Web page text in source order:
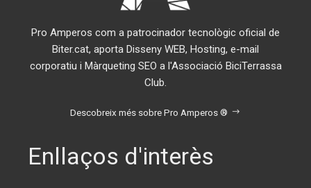
Pro Amperos com a patrocinador tecnològic oficial de
Biter.cat, aporta Disseny WEB, Hosting, e-mail
corporatiu i Màrqueting SEO a l'Associació BiciTerrassa
Club.
Descobreix més sobre Pro Amperos ®
Enllaços d'interès